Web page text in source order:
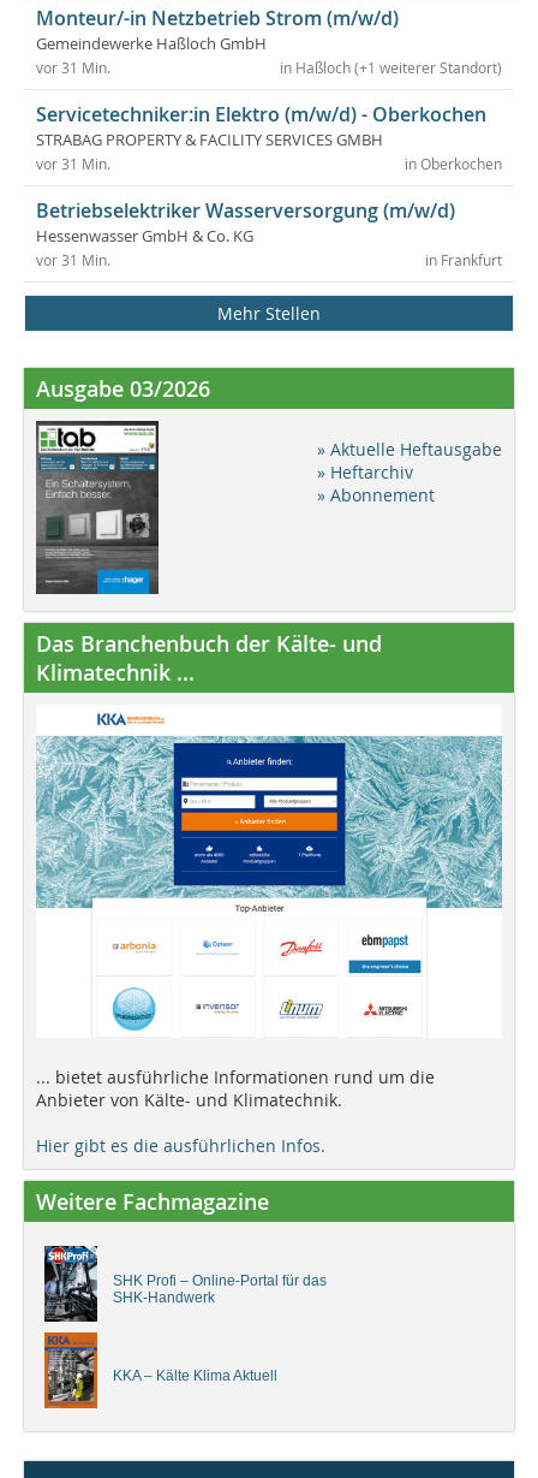
Monteur/-in Netzbetrieb Strom (m/w/d)
Gemeindewerke Haßloch GmbH
in Haßloch (+1 weiterer Standort)
vor 31 Min.
Servicetechniker:in Elektro (m/w/d) - Oberkochen
STRABAG PROPERTY & FACILITY SERVICES GMBH
in Oberkochen
vor 31 Min.
Betriebselektriker Wasserversorgung (m/w/d)
Hessenwasser GmbH & Co. KG
in Frankfurt
vor 31 Min.
Mehr Stellen
Ausgabe 03/2026
» Aktuelle Heftausgabe
» Heftarchiv
» Abonnement
Das Branchenbuch der Kälte- und
Klimatechnik ...
... bietet ausführliche Informationen rund um die
Anbieter von Kälte- und Klimatechnik.
Hier gibt es die ausführlichen Infos.
Weitere Fachmagazine
SHK Profi – Online-Portal für das
SHK-Handwerk
KKA – Kälte Klima Aktuell